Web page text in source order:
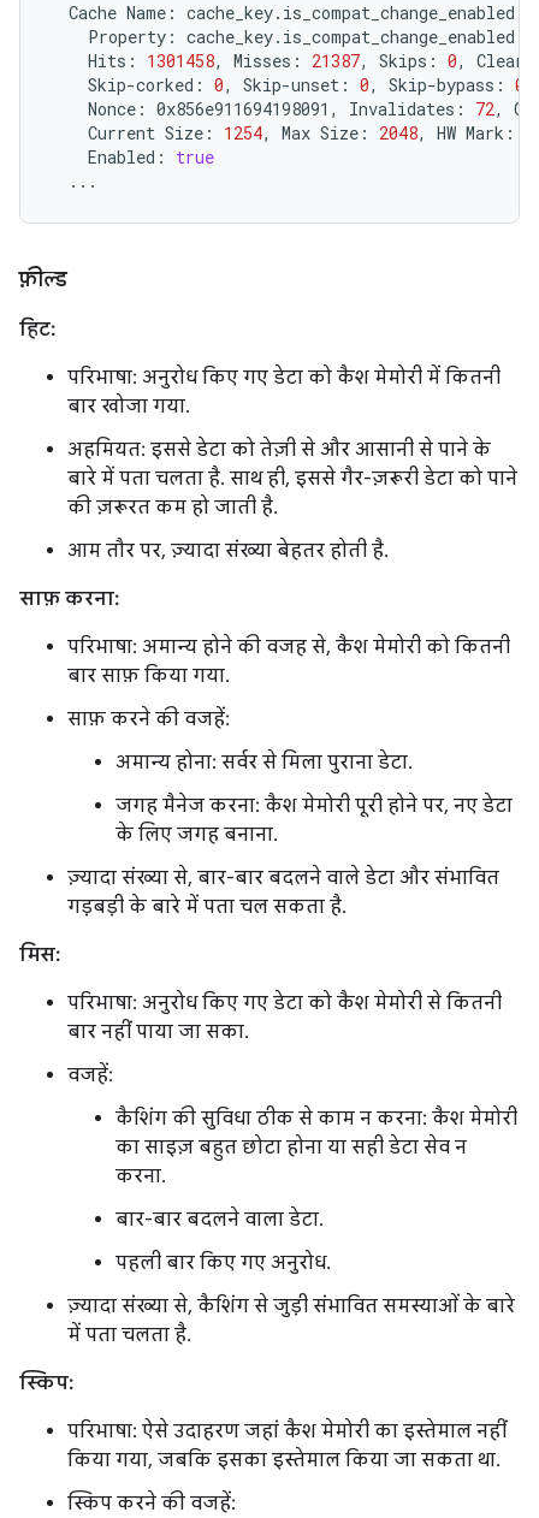
Cache Name:
Property:
Hits:
1301458, Misses: 21387, Skips: 0,
Skip-corked: 0, Skip-unset: 0, Skip-bypass: 0
Nonce: 0x856e911694198091, Invalidates: 72,
Current Size: 1254, Max Size: 2048, HW Mark:
Enabled:
true
फ़ील्ड
हिट:
परिभाषा: अनुरोध किए गए डेटा को कैश मेमोरी में कितनी
बार खोजा गया.
अहमियत: इससे डेटा को तेज़ी से और आसानी से पाने के
बारे में पता चलता है. साथ ही, इससे गैर-ज़रूरी डेटा को पाने
की ज़रूरत कम हो जाती है.
आम तौर पर, ज़्यादा संख्या बेहतर होती है.
साफ़ करना:
परिभाषा: अमान्य होने की वजह से, कैश मेमोरी को कितनी
बार साफ़ किया गया.
साफ़ करने की वजहें:
अमान्य होना: सर्वर से मिला पुराना डेटा.
जगह मैनेज करना: कैश मेमोरी पूरी होने पर, नए डेटा
के लिए जगह बनाना.
ज़्यादा संख्या से, बार-बार बदलने वाले डेटा और संभावित
गड़बड़ी के बारे में पता चल सकता है.
मिस:
परिभाषा: अनुरोध किए गए डेटा को कैश मेमोरी से कितनी
बार नहीं पाया जा सका.
वजहें:
कैशिंग की सुविधा ठीक से काम न करना: कैश मेमोरी
का साइज़ बहुत छोटा होना या सही डेटा सेव न
करना.
बार-बार बदलने वाला डेटा.
पहली बार किए गए अनुरोध.
ज़्यादा संख्या से, कैशिंग से जुड़ी संभावित समस्याओं के बारे
में पता चलता है.
स्किप:
परिभाषा: ऐसे उदाहरण जहां कैश मेमोरी का इस्तेमाल नहीं
किया गया, जबकि इसका इस्तेमाल किया जा सकता था.
स्किप करने की वजहें: